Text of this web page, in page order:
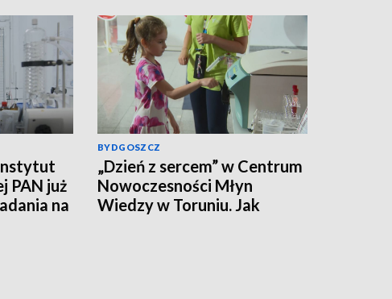
PAN już
na
BYDGOSZCZ
„Dzień z sercem” w Centrum
Nowoczesności Młyn
Wiedzy w Toruniu. Jak